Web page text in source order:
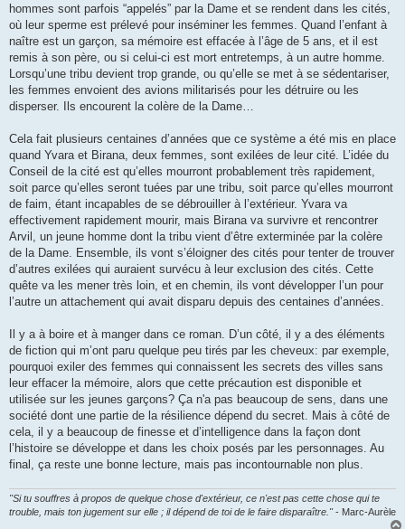
hommes sont parfois “appelés” par la Dame et se rendent dans les cités,
où leur sperme est prélevé pour inséminer les femmes. Quand l’enfant à
naître est un garçon, sa mémoire est effacée à l’âge de 5 ans, et il est
remis à son père, ou si celui-ci est mort entretemps, à un autre homme.
Lorsqu’une tribu devient trop grande, ou qu’elle se met à se sédentariser,
les femmes envoient des avions militarisés pour les détruire ou les
disperser. Ils encourent la colère de la Dame…
Cela fait plusieurs centaines d’années que ce système a été mis en place
quand Yvara et Birana, deux femmes, sont exilées de leur cité. L’idée du
Conseil de la cité est qu’elles mourront probablement très rapidement,
soit parce qu’elles seront tuées par une tribu, soit parce qu’elles mourront
de faim, étant incapables de se débrouiller à l’extérieur. Yvara va
effectivement rapidement mourir, mais Birana va survivre et rencontrer
Arvil, un jeune homme dont la tribu vient d’être exterminée par la colère
de la Dame. Ensemble, ils vont s’éloigner des cités pour tenter de trouver
d’autres exilées qui auraient survécu à leur exclusion des cités. Cette
quête va les mener très loin, et en chemin, ils vont développer l’un pour
l’autre un attachement qui avait disparu depuis des centaines d’années.
Il y a à boire et à manger dans ce roman. D’un côté, il y a des éléments
de fiction qui m’ont paru quelque peu tirés par les cheveux: par exemple,
pourquoi exiler des femmes qui connaissent les secrets des villes sans
leur effacer la mémoire, alors que cette précaution est disponible et
utilisée sur les jeunes garçons? Ça n'a pas beaucoup de sens, dans une
société dont une partie de la résilience dépend du secret. Mais à côté de
cela, il y a beaucoup de finesse et d’intelligence dans la façon dont
l’histoire se développe et dans les choix posés par les personnages. Au
final, ça reste une bonne lecture, mais pas incontournable non plus.
"Si tu souffres à propos de quelque chose d'extérieur, ce n'est pas cette chose qui te
trouble, mais ton jugement sur elle ; il dépend de toi de le faire disparaître."- Marc-Aurèle